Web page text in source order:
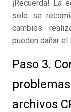
¡Recuerda! La
solo se
cambios
pueden dañar el
Paso 3.
archivos